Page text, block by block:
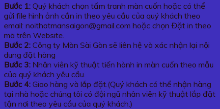
Bước 1: Quý khách chọn tấm tranh màn cuốn hoặc có thể
gửi file hình ảnh cần in theo yêu cầu của quý khách theo
email: noithatmansaigon@gmail.com hoặc chọn Đặt in theo
mã trên Website.
Bước 2: Công ty Màn Sài Gòn sẽ liên hệ và xác nhận lại nội
dung đặt hàng
Bước 3: Nhân viên kỹ thuật tiến hành in màn cuốn theo mẫu
của quý khách yêu cầu.
Bước 4: Giao hàng và lắp đặt.(Quý khách có thể nhận hàng
tại nhà hoặc chúng tôi có đội ngũ nhân viên kỹ thuật lắp đặt
tận nơi theo yêu cầu của quý khách.)